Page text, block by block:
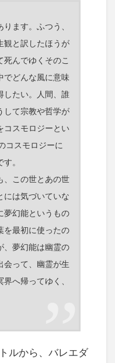
ます。ふつう、
観と訳したほうが
んでゆくそのこ
でどんな風に意味
したい。人間、誰
して宗教や哲学が
コスモロジーとい
コスモロジーに
。
、この世とあの世
には気づいていな
夢幻能というもの
を最初に使ったの
、夢幻能は幽霊の
会って、幽霊が生
へ帰ってゆく、
ルから、バレエダ